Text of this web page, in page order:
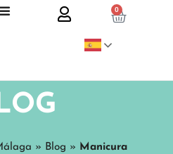
0
» Blog » Manicura